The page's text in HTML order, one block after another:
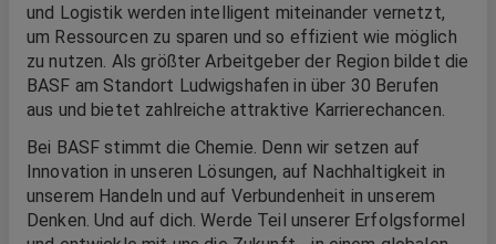
und Logistik werden intelligent miteinander vernetzt,
um Ressourcen zu sparen und so effizient wie möglich
zu nutzen. Als größter Arbeitgeber der Region bildet die
BASF am Standort Ludwigshafen in über 30 Berufen
aus und bietet zahlreiche attraktive Karrierechancen.
Bei BASF stimmt die Chemie. Denn wir setzen auf
Innovation in unseren Lösungen, auf Nachhaltigkeit in
unserem Handeln und auf Verbundenheit in unserem
Denken. Und auf dich. Werde Teil unserer Erfolgsformel